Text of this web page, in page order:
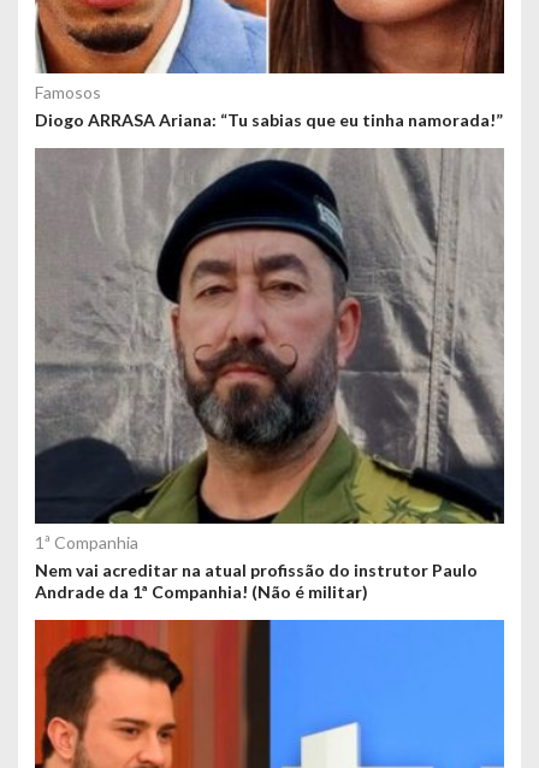
Famosos
Diogo ARRASA Ariana: “Tu sabias que eu tinha namorada!”
1ª Companhia
Nem vai acreditar na atual profissão do instrutor Paulo
Andrade da 1ª Companhia! (Não é militar)